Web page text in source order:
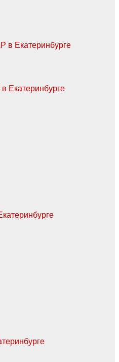
Екатеринбурге
Екатеринбурге